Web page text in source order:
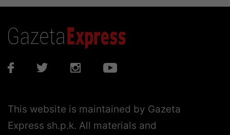
This website is maintained by Gazeta
Express sh.p.k. All materials and